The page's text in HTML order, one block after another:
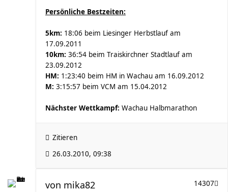
Persönliche Bestzeiten:
5km: 18:06 beim Liesinger Herbstlauf am
17.09.2011
10km: 36:54 beim Traiskirchner Stadtlauf am
23.09.2012
HM: 1:23:40 beim HM in Wachau am 16.09.2012
M: 3:15:57 beim VCM am 15.04.2012
Nächster Wettkampf: Wachau Halbmarathon
Zitieren
26.03.2010, 09:38
14307
von mika82